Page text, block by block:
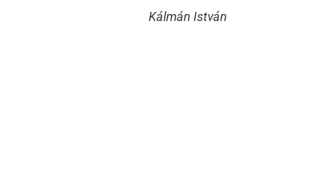
Kálmán István